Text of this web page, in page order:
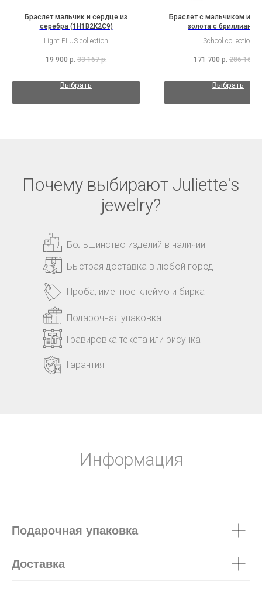
Браслет мальчик и сердце из
серебра (1H1B2K2C9)
Light PLUS collection
19 900 р. 33 167 р.
Выбрать
Браслет с мальчиком из
золота с
(2HL3B13K2T2b)
School collection
171 700 р. 286 167
Выбрать
Почему выбирают Juliette's
jewelry?
Большинство изделий в наличии
Быстрая доставка в любой город
Подарочная упаковка
Гравировка текста или рисунка
Проба, именное клеймо и бирка
Гарантия
Информация
Подарочная упаковка
Доставка